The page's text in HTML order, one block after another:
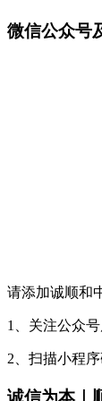
微信公众号
请添加诚顺和
1、关注公众
2、扫描小程
诚信为本｜